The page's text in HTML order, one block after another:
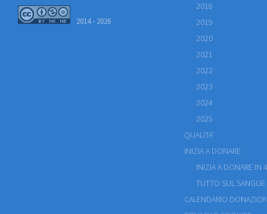
2014 - 2026
2018
2019
2020
2021
2022
2023
2024
2025
QUALITA'
INIZIA A DONARE
INIZIA A DONARE IN
TUTTO SUL SANGUE
CALENDARIO